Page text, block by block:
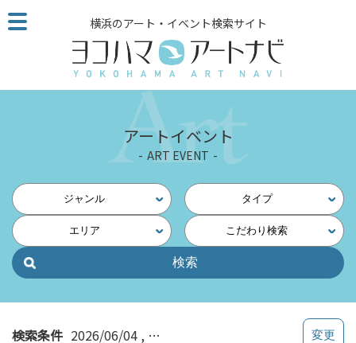
こ
の
ジ
読
他
ペ
の
横浜のアート・イベント検索サイト
アートイベント
ART EVENT
ジャンル タイプ
エリア こだわり検索
検索条件 2026/06/04 みなとみらい・桜木町・新港